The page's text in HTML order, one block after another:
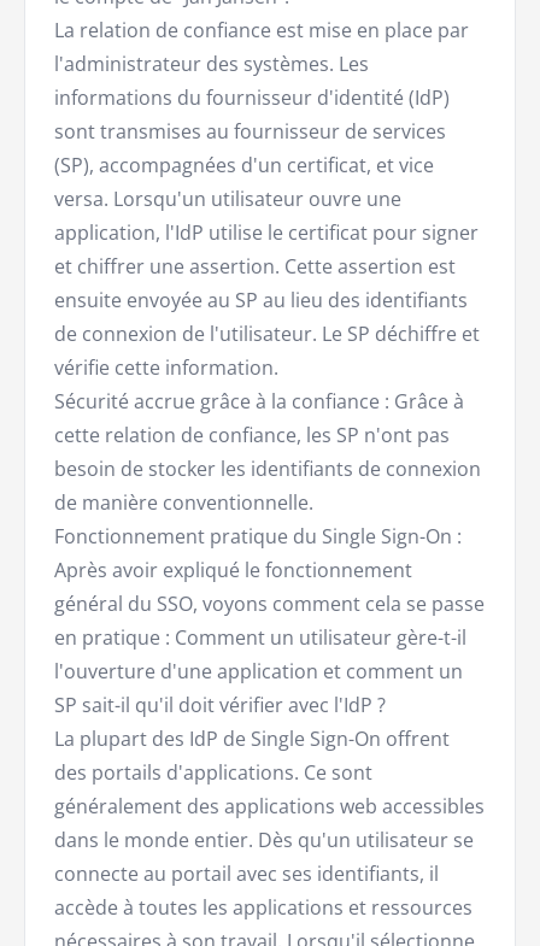
La relation de confiance est mise en place par
l'administrateur des systèmes. Les
informations du fournisseur d'identité (IdP)
sont transmises au fournisseur de services
(SP), accompagnées d'un certificat, et vice
versa. Lorsqu'un utilisateur ouvre une
application, l'IdP utilise le certificat pour signer
et chiffrer une assertion. Cette assertion est
ensuite envoyée au SP au lieu des identifiants
de connexion de l'utilisateur. Le SP déchiffre et
vérifie cette information.
Sécurité accrue grâce à la confiance : Grâce à
cette relation de confiance, les SP n'ont pas
besoin de stocker les identifiants de connexion
de manière conventionnelle.
Fonctionnement pratique du Single Sign-On :
Après avoir expliqué le fonctionnement
général du SSO, voyons comment cela se passe
en pratique : Comment un utilisateur gère-t-il
l'ouverture d'une application et comment un
SP sait-il qu'il doit vérifier avec l'IdP ?
La plupart des IdP de Single Sign-On offrent
des portails d'applications. Ce sont
généralement des applications web accessibles
dans le monde entier. Dès qu'un utilisateur se
connecte au portail avec ses identifiants, il
accède à toutes les applications et ressources